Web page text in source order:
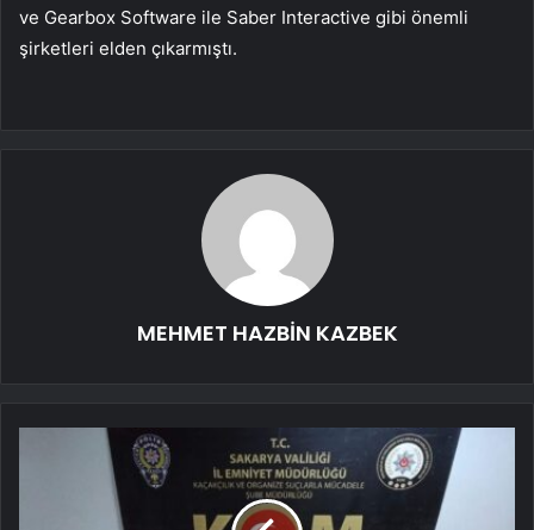
ve Gearbox Software ile Saber Interactive gibi önemli
şirketleri elden çıkarmıştı.
MEHMET HAZBİN KAZBEK